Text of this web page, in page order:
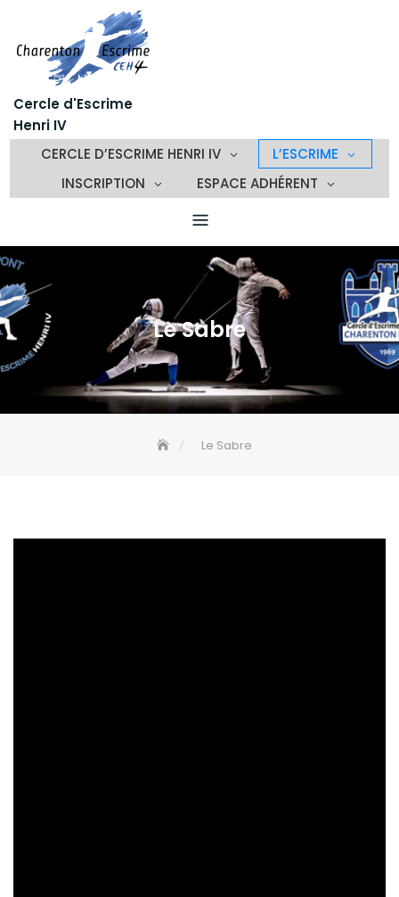
content
Cercle d'Escrime
Henri IV
CERCLE D’ESCRIME HENRI IV
L’ESCRIME
INSCRIPTION
ESPACE ADHÉRENT
Le Sabre
Le Sabre